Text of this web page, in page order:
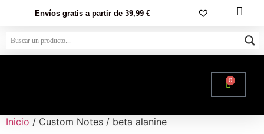
Envíos gratis a partir de 39,99 €
0
Inicio / Custom Notes / beta alanine